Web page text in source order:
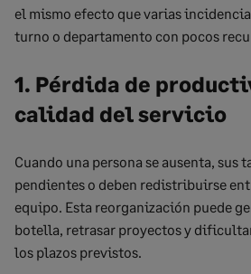
el mismo efecto que varias
turno o departamento con pocos
1. Pérdida de
calidad del servicio
Cuando una persona se ausenta, sus
pendientes o deben redistribuirse
equipo. Esta reorganización puede
botella, retrasar proyectos y
los plazos previstos.